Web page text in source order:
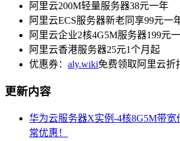
阿里云200M轻量服务器38元一年
阿里云ECS服务器新老同享99元一
阿里云企业2核4G5M服务器199元
阿里云香港服务器25元1个月起
优惠券： aly.wiki免费领取阿里云折
更新内容
华为云服务器X实例-4核8G5M带宽
常优惠！